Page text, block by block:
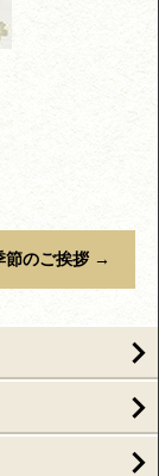
節のご挨拶 →